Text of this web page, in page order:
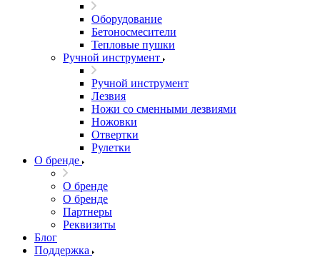
Оборудование
Бетоносмесители
Тепловые пушки
Ручной инструмент
Ручной инструмент
Лезвия
Ножи со сменными лезвиями
Ножовки
Отвертки
Рулетки
О бренде
О бренде
О бренде
Партнеры
Реквизиты
Блог
Поддержка